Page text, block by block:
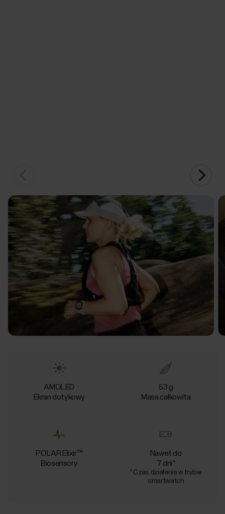
AMOLED
Ekran dotykowy
53 g
Masa całkowita
POLAR Elixir™
Biosensory
Nawet do
7 dni*
* Czas działania w trybie
smartwatch